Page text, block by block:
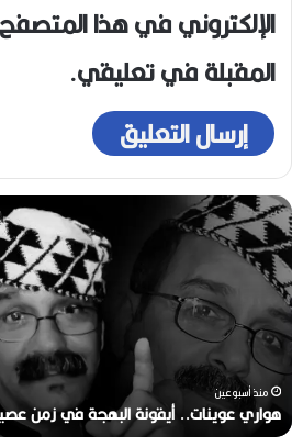
الإلكتروني في هذا
المقبلة في تعليقي.
هواري
عوينات..
أيقونة
البهجة
في
زمن
عصيب
منذ أسبوعين
هواري عوينات.. أيقونة البهجة في زمن